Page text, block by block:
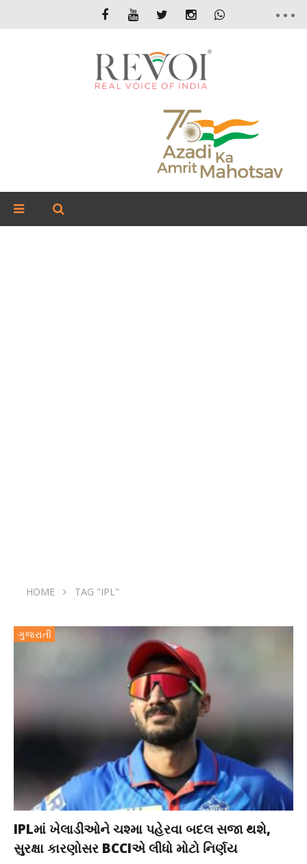
HOME TAG "IPL"
ગુજરાતી
IPLમાં ખેલાડીઓને ચશ્મા પહેરવા બદલ સજા થશે,
સુરક્ષા કારણોસર BCCIએ લીધો મોટો નિર્ણય